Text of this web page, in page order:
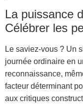
La puissance
Célébrer les
Le saviez-vous ? Un
journée ordinaire en
reconnaissance,
facteur déterminant
aux critiques